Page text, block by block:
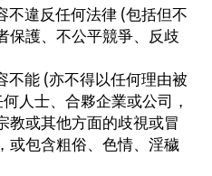
不違反任何法律 (包括但不
保護、不公平競爭、反歧
不能 (亦不得以任何理由被
人士、合夥企業或公司，
教或其他方面的歧視或冒
或包含粗俗、色情、淫穢